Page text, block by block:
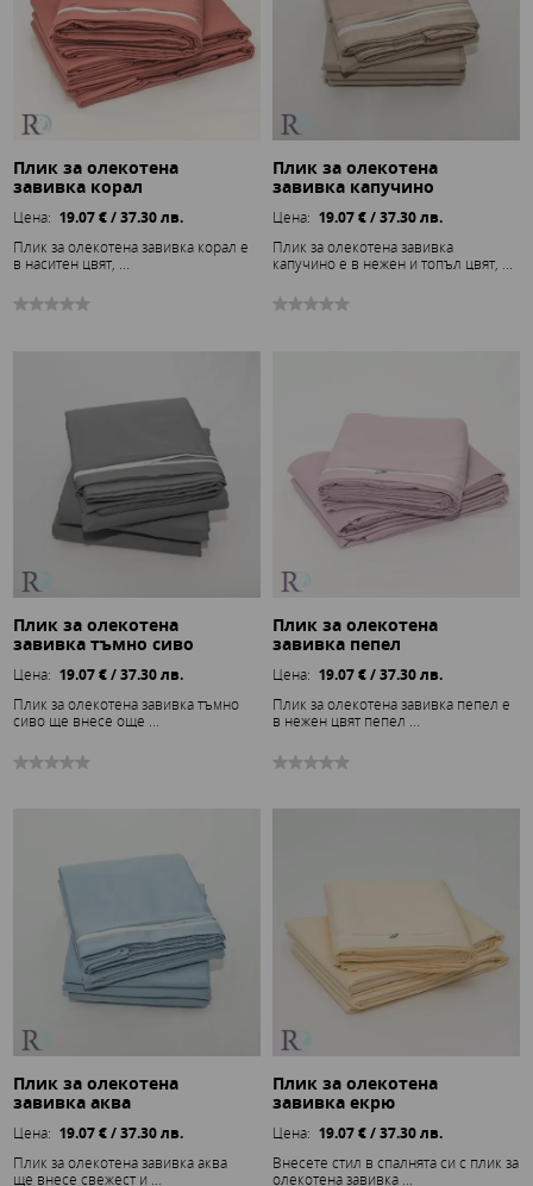
Плик за олекотена
завивка корал
Цена: 19.07 € / 37.30 лв.
Плик за олекотена завивка корал е
в наситен цвят, ...
Плик за олекотена
завивка капучино
Цена: 19.07 € / 37.30 лв.
Плик за олекотена завивка
капучино е в нежен и топъл цвят, ...
Плик за олекотена
завивка тъмно сиво
Цена: 19.07 € / 37.30 лв.
Плик за олекотена завивка тъмно
сиво ще внесе още ...
Плик за олекотена
завивка пепел
Цена: 19.07 € / 37.30 лв.
Плик за олекотена завивка пепел е
в нежен цвят пепел ...
Плик за олекотена
завивка аква
Цена: 19.07 € / 37.30 лв.
Плик за олекотена завивка аква
ще внесе свежест и ...
Плик за олекотена
завивка екрю
Цена: 19.07 € / 37.30 лв.
Внесете стил в спалнята си с плик за
олекотена завивка ...